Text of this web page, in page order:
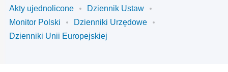
Akty ujednolicone
Dziennik Ustaw
Monitor Polski
Dzienniki Urzędowe
Dzienniki Unii Europejskiej